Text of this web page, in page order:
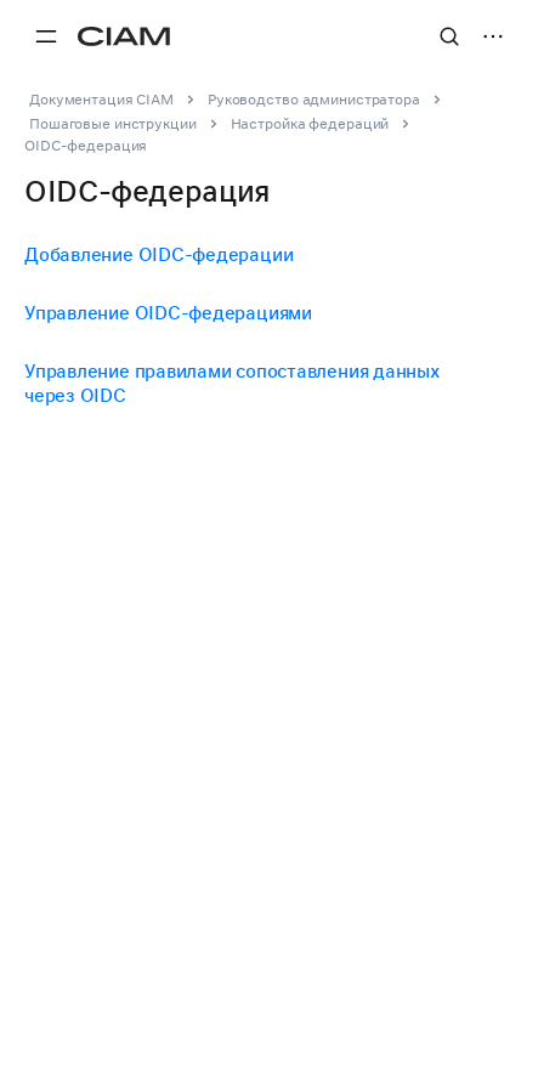
Документация CIAM
Руководство администратора
Пошаговые инструкции
Настройка федераций
OIDC-федерация
OIDC-федерация
Добавление OIDC-федерации
Управление OIDC-федерациями
Управление правилами сопоставления данных
через OIDC